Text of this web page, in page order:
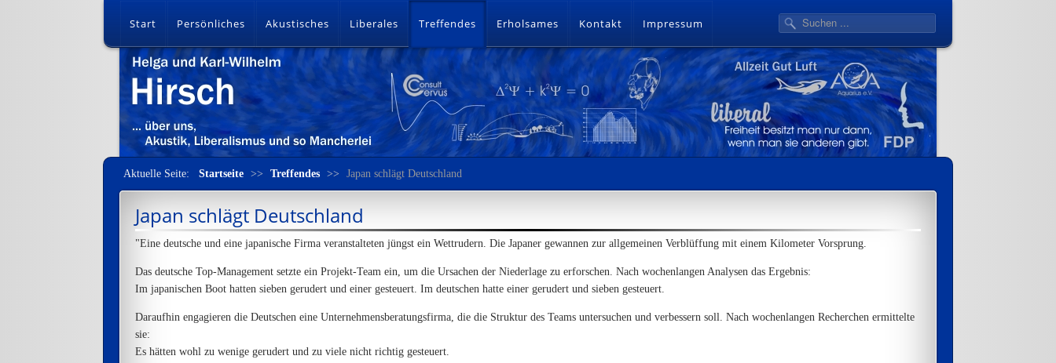
Start Persönliches Akustisches Liberales Treffendes Erholsames Kontakt Impressum
Aktuelle Seite: Startseite >> Treffendes >> Japan schlägt Deutschland
Japan schlägt Deutschland
"Eine deutsche und eine japanische Firma veranstalteten jüngst ein Wettrudern. Die Japaner gewannen zur allgemeinen Verblüffung mit einem Kilometer Vorsprung.
Das deutsche Top-Management setzte ein Projekt-Team ein, um die Ursachen der Niederlage zu erforschen. Nach wochenlangen Analysen das Ergebnis:
Im japanischen Boot hatten sieben gerudert und einer gesteuert. Im deutschen hatte einer gerudert und sieben gesteuert.
Daraufhin engagieren die Deutschen eine Unternehmensberatungsfirma, die die Struktur des Teams untersuchen und verbessern soll. Nach wochenlangen Recherchen ermittelte
sie:
Es hätten wohl zu wenige gerudert und zu viele nicht richtig gesteuert.